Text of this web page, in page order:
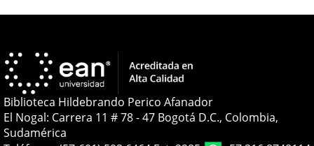
Biblioteca Hildebrando Perico Afanador
El Nogal: Carrera 11 # 78 - 47 Bogotá D.C., Colombia,
Sudamérica